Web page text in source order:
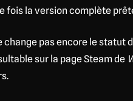
fois la version complète
change pas encore le statut
sur la page Steam de